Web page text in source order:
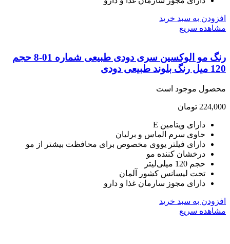
به سبد خرید
سریع
رنگ مو الوکسین سری دودی طبیعی شماره 01-8 حجم
دودی
موجود است
تومان
دارای ویتامین E
حاوی سرم الماس و برلیان
دارای فیلتر یووی مخصوص برای محافظت بیشتر از مو
درخشان کننده مو
حجم 120 میلی‌لیتر
تحت لیسانس کشور آلمان
دارای مجوز سارمان غذا و دارو
به سبد خرید
سریع